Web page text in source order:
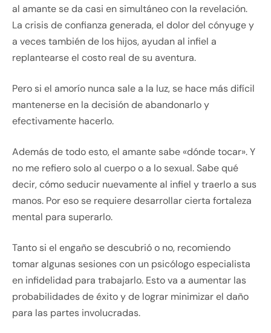
al amante se da casi en simultáneo con la revelación.
La crisis de confianza generada, el dolor del cónyuge y
a veces también de los hijos, ayudan al infiel a
replantearse el costo real de su aventura.
Pero si el amorío nunca sale a la luz, se hace más difícil
mantenerse en la decisión de abandonarlo y
efectivamente hacerlo.
Además de todo esto, el amante sabe «dónde tocar». Y
no me refiero solo al cuerpo o a lo sexual. Sabe qué
decir, cómo seducir nuevamente al infiel y traerlo a sus
manos. Por eso se requiere desarrollar cierta fortaleza
mental para superarlo.
Tanto si el engaño se descubrió o no, recomiendo
tomar algunas sesiones con un psicólogo especialista
en infidelidad para trabajarlo. Esto va a aumentar las
probabilidades de éxito y de lograr minimizar el daño
para las partes involucradas.